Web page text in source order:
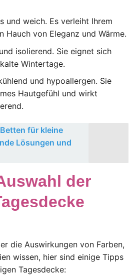
und weich. Es verleiht Ihrem
Hauch von Eleganz und Wärme.
isolierend. Sie eignet sich
Wintertage.
und hypoallergen. Sie
Hautgefühl und wirkt
Betten für kleine
Lösungen und
der
die Auswirkungen von Farben,
wissen, hier sind einige Tipps
Tagesdecke: